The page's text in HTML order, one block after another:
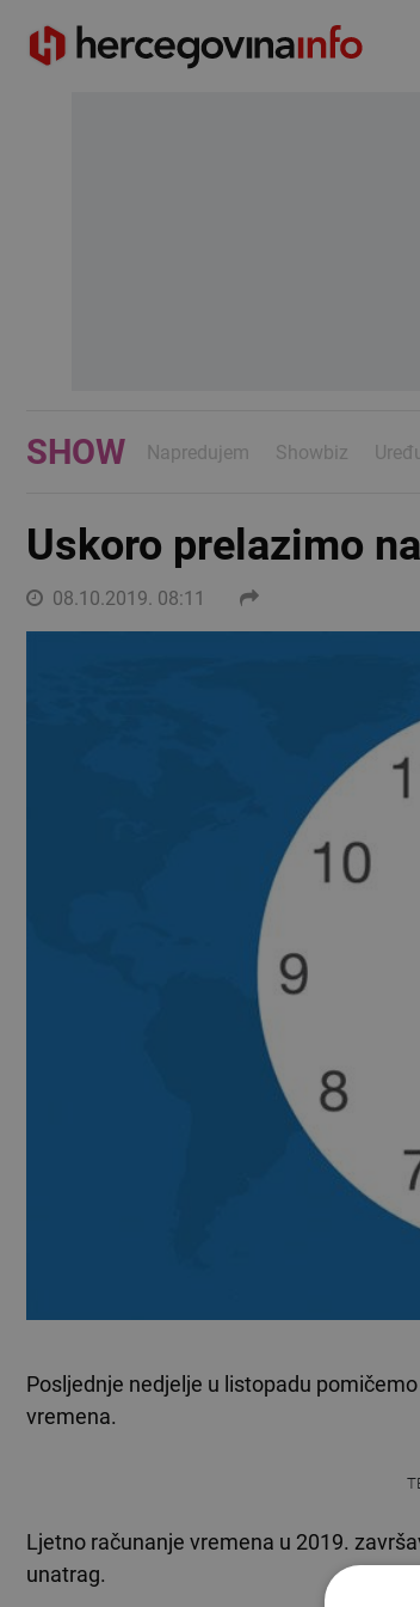
SHOW Napredujem Showbiz
Uskoro prelazimo
08.10.2019. 08:11
Posljednje nedjelje u listopadu
vremena.
Ljetno računanje vremena u 2019.
unatrag.